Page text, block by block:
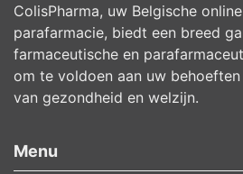
ColisPharma, uw Belgische
parafarmacie, biedt een breed
farmaceutische en
om te voldoen aan uw
van gezondheid en welzijn.
Menu